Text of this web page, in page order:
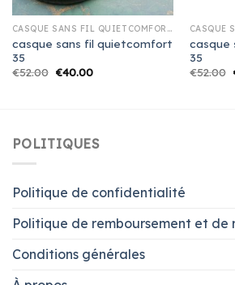
CASQUE SANS FIL QUIETCOMFORT 35
casque sans fil quietcomfort
35
€52.00 €40.00
casque
35
€52.00
POLITIQUES
Politique de confidentialité
Politique de remboursement et de
Conditions générales